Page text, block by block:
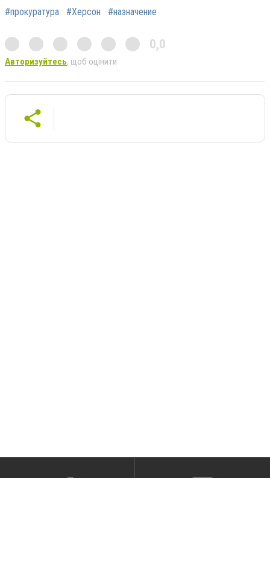
#прокуратура #Херсон #назначение
0,0
Авторизуйтесь, щоб оцінити